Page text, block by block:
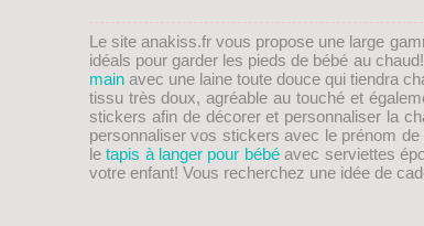
Le site anakiss.fr vous propose une large
idéals pour garder les pieds de bébé au
mainavec une laine toute douce qui tiendra
tissu très doux, agréable au touché et
stickers afin de décorer et personnaliser la
personnaliser vos stickers avec le prénom
letapis à langer pour bébéavec serviettes
votre enfant! Vous recherchez une idée de